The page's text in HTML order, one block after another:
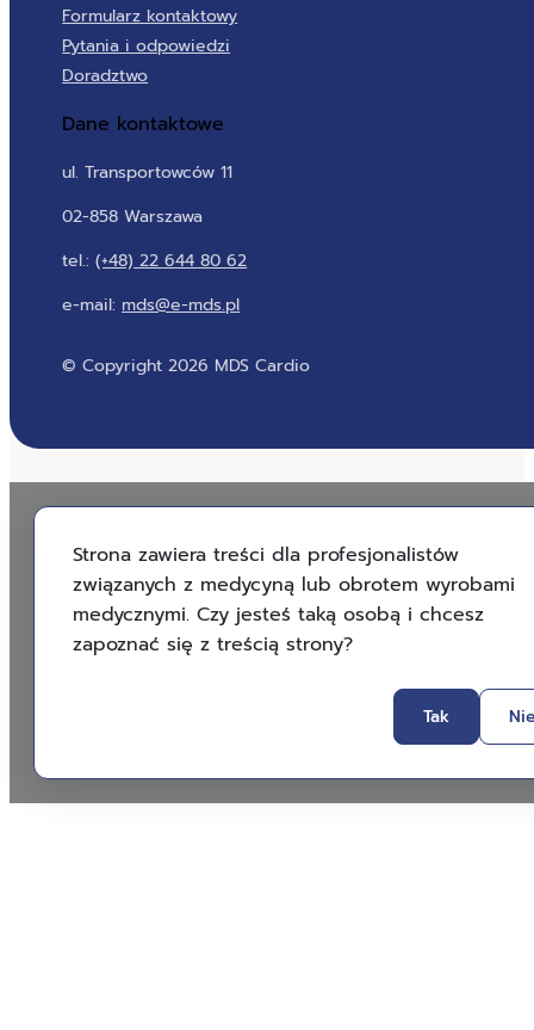
Formularz kontaktowy
Pytania i odpowiedzi
Doradztwo
Dane kontaktowe
ul. Transportowców 11
02-858 Warszawa
tel.:(+48) 22 644 80 62
e-mail: mds@e-mds.pl
© Copyright 2026 MDS Cardio
Strona zawiera treści dla profesjonalistów
związanych z medycyną lub obrotem wyrobami
medycznymi. Czy jesteś taką osobą i chcesz
zapoznać się z treścią strony?
Tak